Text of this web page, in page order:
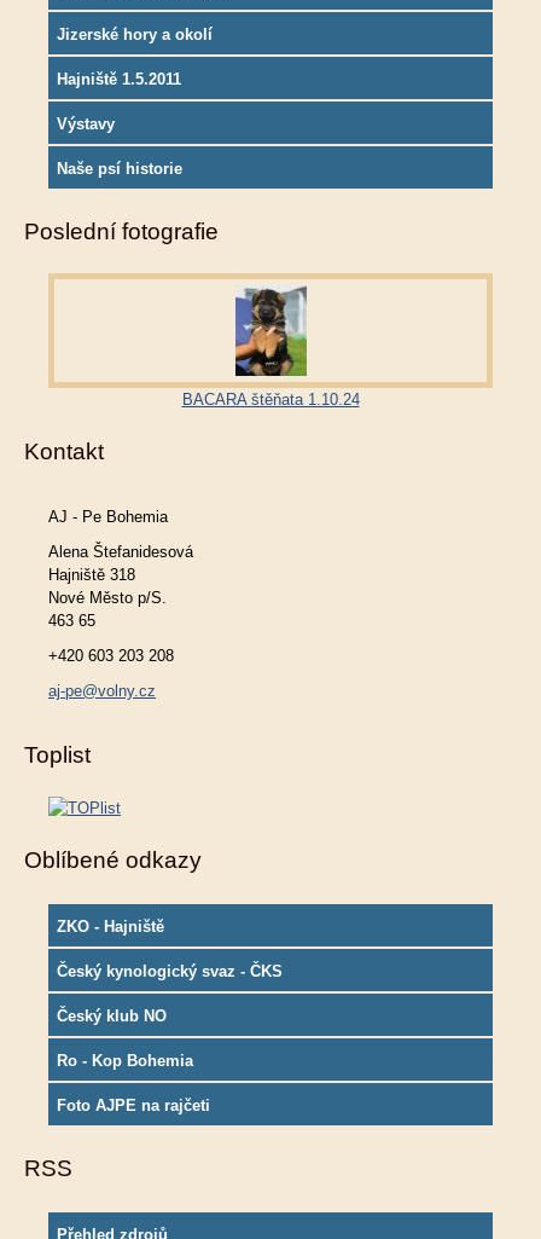
Jizerské hory a okolí
Hajniště 1.5.2011
Výstavy
Naše psí historie
Poslední fotografie
BACARA štěňata 1.10.24
Kontakt
AJ - Pe Bohemia
Alena Štefanidesová
Hajniště 318
Nové Město p/S.
463 65
+420 603 203 208
aj-pe@volny.cz
Toplist
Oblíbené odkazy
ZKO - Hajniště
Český kynologický svaz - ČKS
Český klub NO
Ro - Kop Bohemia
Foto AJPE na rajčeti
RSS
Přehled zdrojů